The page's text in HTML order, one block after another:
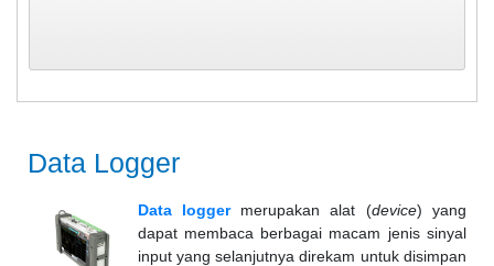
Data Logger
Data loggermerupakan alat (device) yang
dapat membaca berbagai macam jenis sinyal
input yang selanjutnya direkam untuk disimpan